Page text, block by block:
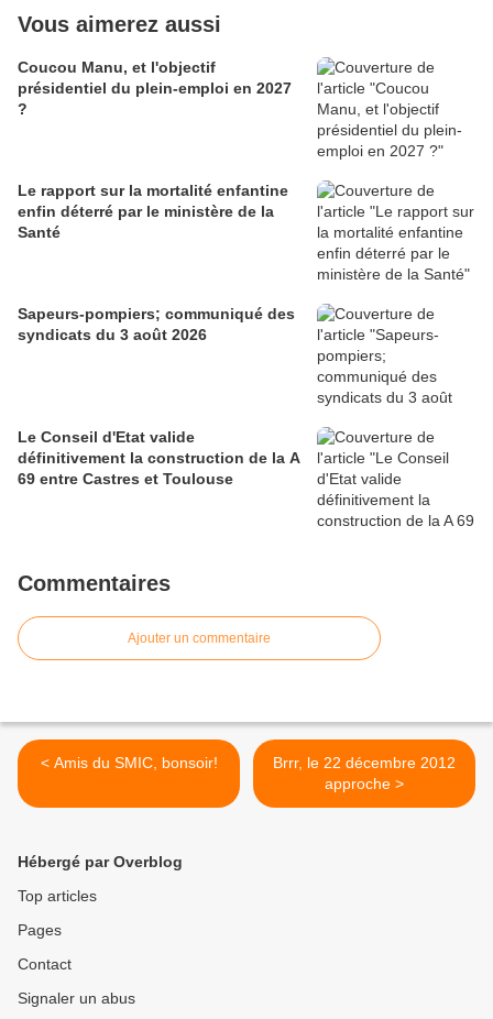
Vous aimerez aussi
Coucou Manu, et l'objectif
présidentiel du plein-emploi en 2027
?
Le rapport sur la mortalité enfantine
enfin déterré par le ministère de la
Santé
Sapeurs-pompiers; communiqué des
syndicats du 3 août 2026
Le Conseil d'Etat valide
définitivement la construction de la A
69 entre Castres et Toulouse
Commentaires
Ajouter un commentaire
< Amis du SMIC, bonsoir!
Brrr, le 22 décembre 2012
approche >
Hébergé par Overblog
Top articles
Pages
Contact
Signaler un abus